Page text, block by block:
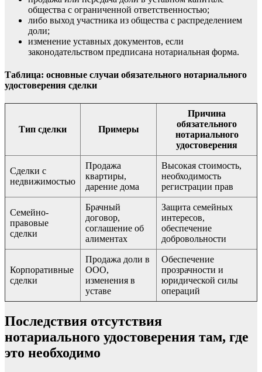
общества с ограниченной ответственностью;
либо выход участника из общества с распределением
доли;
изменение уставных документов, если
законодательством предписана нотариальная форма.
Таблица: основные случаи обязательного нотариального
удостоверения сделки
Тип сделки Примеры
Причина
обязательного
нотариального
удостоверения
Сделки с
недвижимостью
Продажа
квартиры,
дарение дома
Высокая стоимость,
необходимость
регистрации прав
Семейно-
правовые
сделки
Брачный
договор,
соглашение об
алиментах
Защита семейных
интересов,
обеспечение
добровольности
Корпоративные
сделки
Продажа доли в
ООО,
изменения в
уставе
Обеспечение
прозрачности и
юридической силы
операций
Последствия отсутствия
нотариального удостоверения там, где
это необходимо